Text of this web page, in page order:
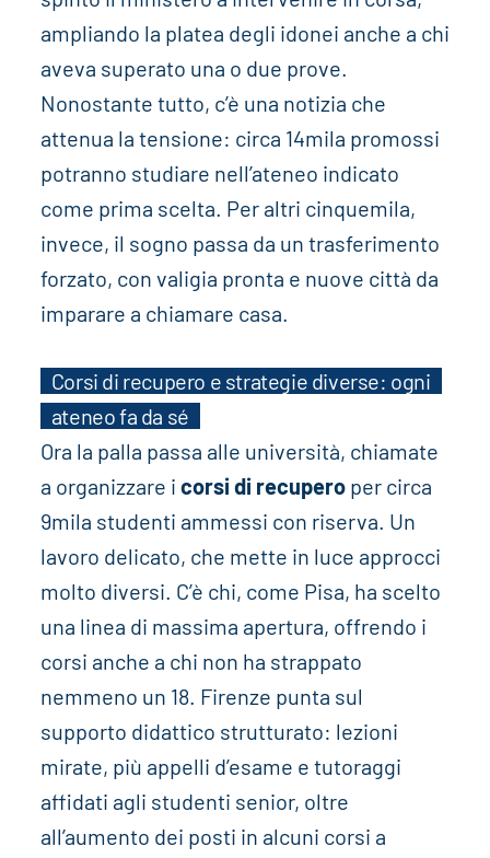
ampliando la platea degli idonei anche a chi
aveva superato una o due prove.
Nonostante tutto, c’è una notizia che
attenua la tensione: circa 14mila promossi
potranno studiare nell’ateneo indicato
come prima scelta. Per altri cinquemila,
invece, il sogno passa da un trasferimento
forzato, con valigia pronta e nuove città da
imparare a chiamare casa.
Corsi di recupero e strategie diverse: ogni
ateneo fa da sé
Ora la palla passa alle università, chiamate
a organizzare i corsi di recuperoper circa
9mila studenti ammessi con riserva. Un
lavoro delicato, che mette in luce approcci
molto diversi. C’è chi, come Pisa, ha scelto
una linea di massima apertura, offrendo i
corsi anche a chi non ha strappato
nemmeno un 18. Firenze punta sul
supporto didattico strutturato: lezioni
mirate, più appelli d’esame e tutoraggi
affidati agli studenti senior, oltre
all’aumento dei posti in alcuni corsi a